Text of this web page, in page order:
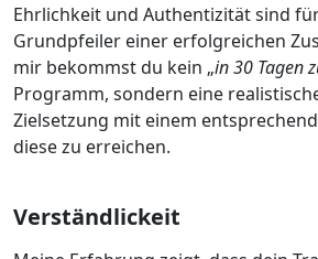
Ehrlichkeit und Authentizität sind
Grundpfeiler einer erfolgreichen
mir bekommst du kein „in 30 Tagen
Programm, sondern eine
Zielsetzung mit einem
diese zu erreichen.
Verständlickeit